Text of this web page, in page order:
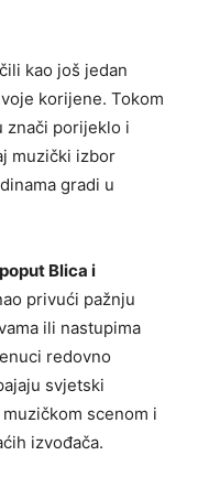
kao još jedan
korijene. Tokom
znači porijeklo i
muzički izbor
gradi u
Blica i
privući pažnju
ili nastupima
redovno
svjetski
scenom i
izvođača.